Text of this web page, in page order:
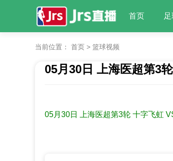
首页
当前位置： 首页 > 篮球视频
05月30日 上海医超第3
05月30日 上海医超第3轮 十字飞虹